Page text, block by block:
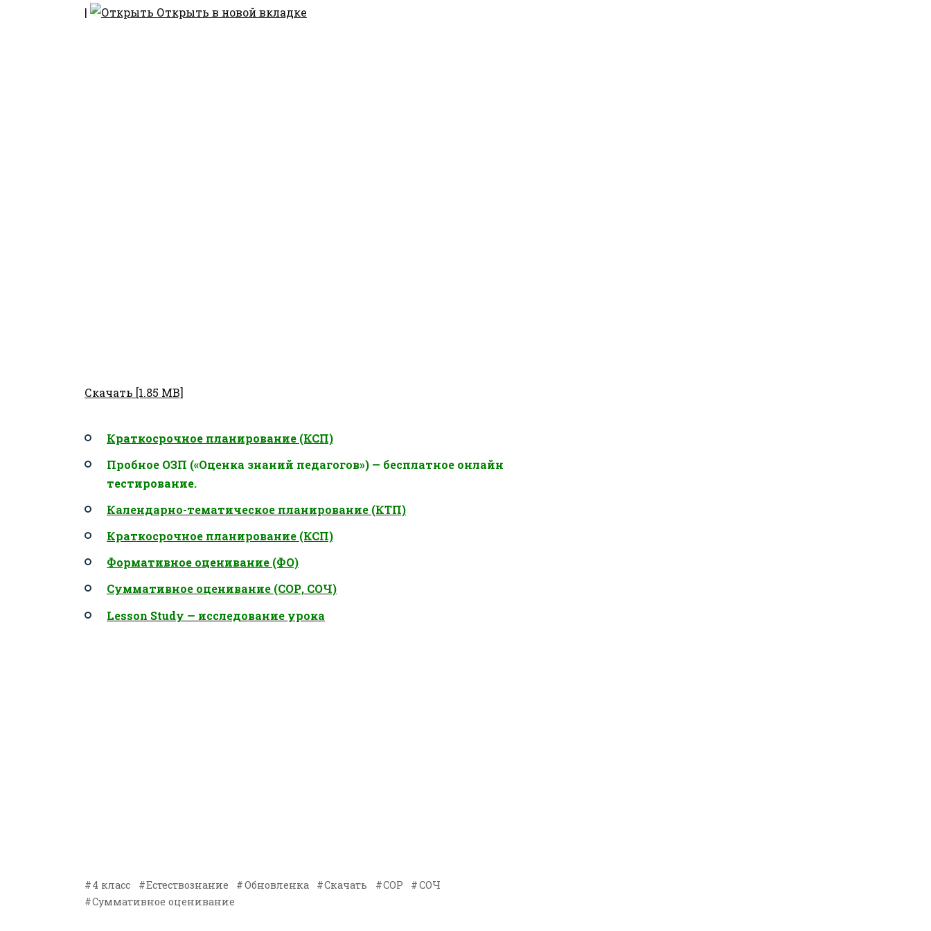
|
Открыть в новой вкладке
Скачать [1.85 MB]
Краткосрочное планирование (КСП)
Пробное ОЗП («Оценка знаний педагогов») — бесплатное онлайн
тестирование.
Календарно-тематическое планирование (КТП)
Краткосрочное планирование (КСП)
Формативное оценивание (ФО)
Суммативное оценивание (СОР, СОЧ)
Lesson Study — исследование урока
4 класс Естествознание Обновленка Скачать СОР
СОЧ
Суммативное оценивание